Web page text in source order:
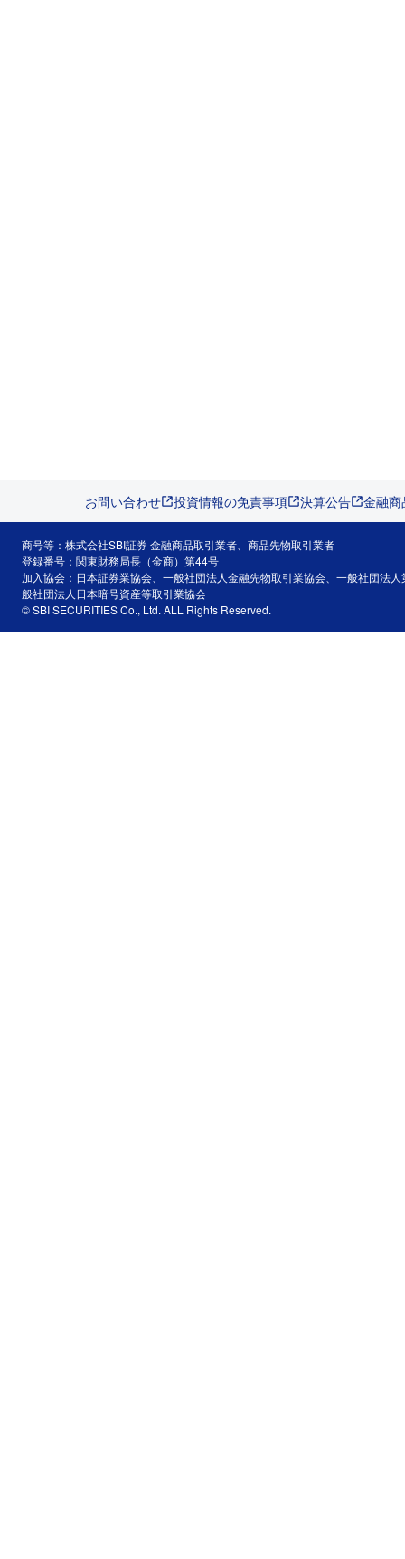
お問い合わせ 投資情報の免責事項 決算公告 金融
商号等：株式会社SBI証券 金融商品取引業者、商品先物取引業者
登録番号：関東財務局長（金商）第44号
加入協会：日本証券業協会、一般社団法人金融先物取引業協会、一般社団法
般社団法人日本暗号資産等取引業協会
© SBI SECURITIES Co., Ltd. ALL Rights Reserved.